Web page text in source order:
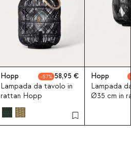
Hopp 57
58,95
Lampada da tavolo in
rattan Hopp
Hopp
Lampada
Ø35 cm in